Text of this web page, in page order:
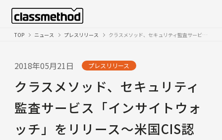
TOP ニュース プレスリリース クラスメソッド、セキュリティ監査サービス「インサイトウォッチ」をリリース〜米国CIS認定を取得、ベストプラクティス型のセキュリティ設定と運用を支援〜
2018年05月21日 プレスリリース
クラスメソッド、セキュリティ
監査サービス「インサイトウォ
ッチ」をリリース〜米国CIS認